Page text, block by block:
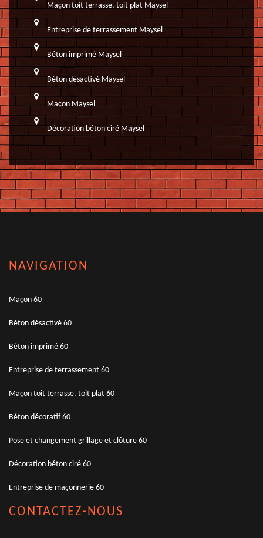
Maçon toit terrasse, toit plat Maysel
Entreprise de terrassement Maysel
Béton imprimé Maysel
Béton désactivé Maysel
Maçon Maysel
Décoration béton ciré Maysel
NAVIGATION
Maçon 60
Béton désactivé 60
Béton imprimé 60
Entreprise de terrassement 60
Maçon toit terrasse, toit plat 60
Béton décoratif 60
Pose et changement grillage et clôture 60
Décoration béton ciré 60
Entreprise de maçonnerie 60
CONTACTEZ-NOUS